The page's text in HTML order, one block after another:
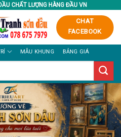
CHẤT LƯỢNG HÀNG ĐẦU VN
CHAT
FACEBOOK
MẪU KHUNG BẢNG GIÁ